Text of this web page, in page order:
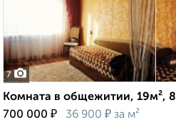
7
Комната в общежитии, 19м²,
700 000 ₽ 36 900 ₽ за м²